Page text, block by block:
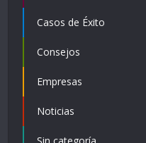
Casos de Éxito
Consejos
Empresas
Noticias
Sin categoría